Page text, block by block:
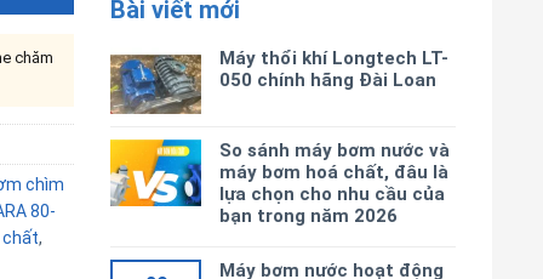
Bài viết mới
Máy thổi khí Longtech LT-
050 chính hãng Đài Loan
So sánh máy bơm nước và
máy bơm hoá chất, đâu là
lựa chọn cho nhu cầu của
bạn trong năm 2026
Máy bơm nước hoạt động
chăm
chìm
80-
chất,